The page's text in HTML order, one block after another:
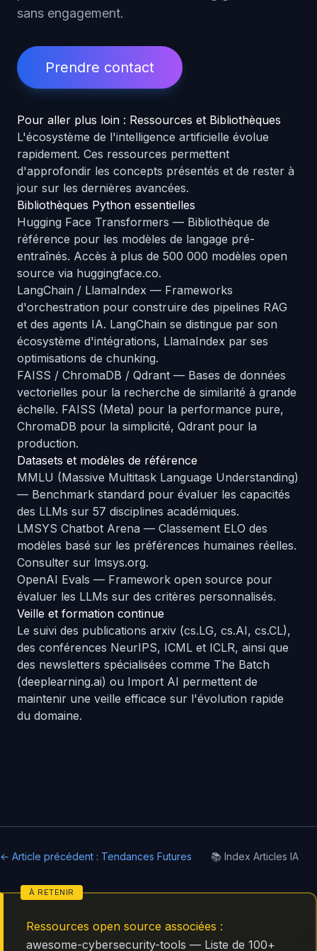
sans engagement.
Prendre contact
Pour aller plus loin : Ressources et Bibliothèques
L'écosystème de l'intelligence artificielle évolue
rapidement. Ces ressources permettent
d'approfondir les concepts présentés et de rester à
jour sur les dernières avancées.
Bibliothèques Python essentielles
Hugging Face Transformers — Bibliothèque de
référence pour les modèles de langage pré-
entraînés. Accès à plus de 500 000 modèles open
source via huggingface.co.
LangChain / LlamaIndex — Frameworks
d'orchestration pour construire des pipelines RAG
et des agents IA. LangChain se distingue par son
écosystème d'intégrations, LlamaIndex par ses
optimisations de chunking.
FAISS / ChromaDB / Qdrant — Bases de données
vectorielles pour la recherche de similarité à grande
échelle. FAISS (Meta) pour la performance pure,
ChromaDB pour la simplicité, Qdrant pour la
production.
Datasets et modèles de référence
MMLU (Massive Multitask Language Understanding)
— Benchmark standard pour évaluer les capacités
des LLMs sur 57 disciplines académiques.
LMSYS Chatbot Arena — Classement ELO des
modèles basé sur les préférences humaines réelles.
Consulter sur lmsys.org.
OpenAI Evals — Framework open source pour
évaluer les LLMs sur des critères personnalisés.
Veille et formation continue
Le suivi des publications arxiv (cs.LG, cs.AI, cs.CL),
des conférences NeurIPS, ICML et ICLR, ainsi que
des newsletters spécialisées comme The Batch
(deeplearning.ai) ou Import AI permettent de
maintenir une veille efficace sur l'évolution rapide
du domaine.
← Article précédent : Tendances Futures 📚 Index Articles IA
Ressources open source associées :
awesome-cybersecurity-tools — Liste de 100+